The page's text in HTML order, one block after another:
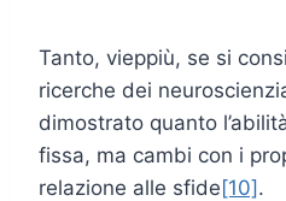
Tanto, vieppiù, se si
ricerche dei
dimostrato quanto
fissa, ma cambi con i
relazione alle sfide[10].